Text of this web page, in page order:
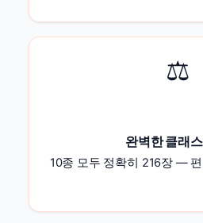
⚖️
완벽한 클래
10종 모두 정확히 216장 —